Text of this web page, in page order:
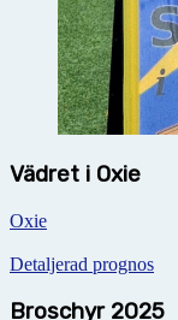
Vädret i Oxie
Oxie
Detaljerad prognos
Broschyr 2025